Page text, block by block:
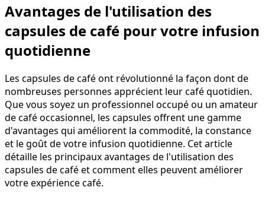
Avantages de l'utilisation des
capsules de café pour votre infusion
quotidienne
Les capsules de café ont révolutionné la façon dont de
nombreuses personnes apprécient leur café quotidien.
Que vous soyez un professionnel occupé ou un amateur
de café occasionnel, les capsules offrent une gamme
d'avantages qui améliorent la commodité, la constance
et le goût de votre infusion quotidienne. Cet article
détaille les principaux avantages de l'utilisation des
capsules de café et comment elles peuvent améliorer
votre expérience café.